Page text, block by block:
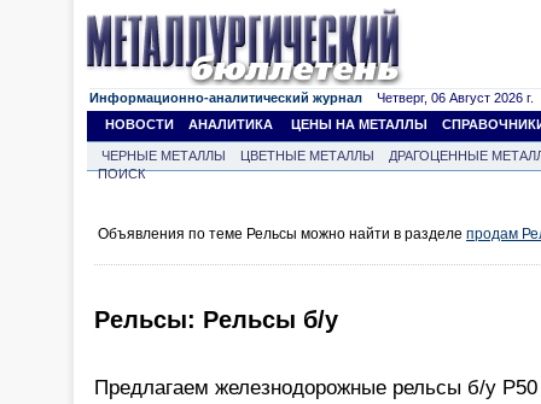
Информационно-аналитический журнал Четверг, 06 Август 2026 г.
НОВОСТИ
АНАЛИТИКА ЦЕНЫ НА МЕТАЛЛЫ
ЧЕРНЫЕ МЕТАЛЛЫ ЦВЕТНЫЕ МЕТАЛЛЫ
ДРАГОЦЕННЫЕ
ПОИСК
Объявления по теме Рельсы можно найти в разделе продам
Рельсы: Рельсы б/у
Предлагаем железнодорожные рельсы б/у